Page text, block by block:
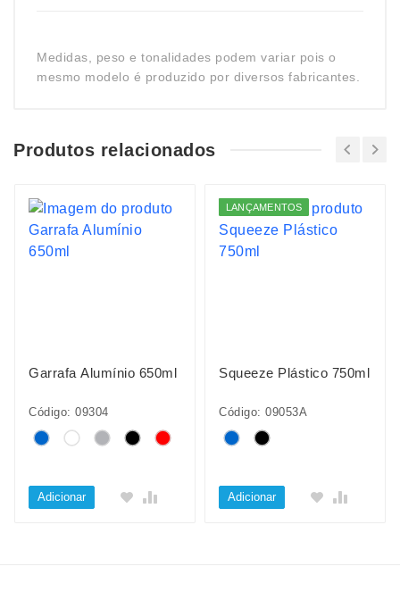
Medidas, peso e tonalidades podem variar pois o
mesmo modelo é produzido por diversos fabricantes.
Produtos relacionados
Garrafa Alumínio 650ml
Código: 09304
Adicionar
LANÇAMENTOS
Squeeze Plástico 750ml
Código: 09053A
Adicionar